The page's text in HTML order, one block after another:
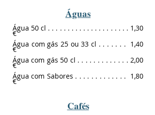
Águas
Água 50 cl . . . . . . . . . . . . . . . . . . . . . 1,30
€
Água com gás 25 ou 33 cl . . . . . . . 1,40
€
Água com gás 50 cl . . . . . . . . . . . . . 2,00
€
Água com Sabores . . . . . . . . . . . . . 1,80
€
Cafés